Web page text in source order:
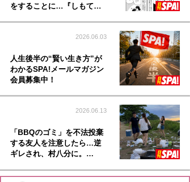
をすることに…『しもて…
2026.06.03
人生後半の“賢い生き方”が
わかるSPA!メールマガジン
会員募集中！
2026.06.13
「BBQのゴミ」を不法投棄
する友人を注意したら…逆
ギレされ、村八分に。…